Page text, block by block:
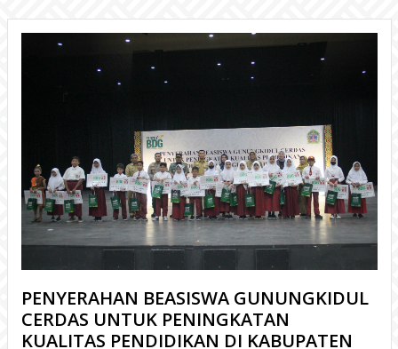
PENYERAHAN BEASISWA GUNUNGKIDUL
CERDAS UNTUK PENINGKATAN
KUALITAS PENDIDIKAN DI KABUPATEN
GUNUNGKIDUL
Gunungkidul menerima Beasiswa Gunungkidul Cerdas dengan
besaran per tahun sejumlah Rp. 500 ribu